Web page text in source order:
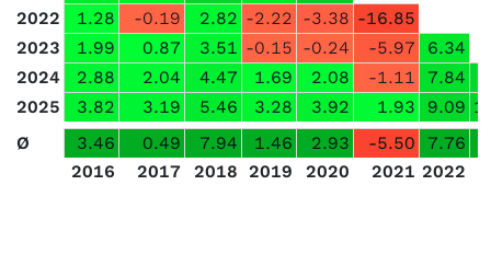
2022
1.28 -0.19 2.82 -2.22 -3.38 -16.85
2023
1.99 0.87 3.51 -0.15 -0.24 -5.97
6.34
2024
2.88 2.04 4.47 1.69 2.08 -1.11 7.84
2025
3.82 3.19 5.46 3.28 3.92 1.93 9.09
Ø
3.46 0.49 7.94 1.46 2.93 -5.50 7.76
2016
2017 2018 2019 2020 2021 2022